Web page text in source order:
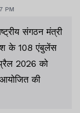
PM
संगठन मंत्री
के 108 एंबुलेंस
2026 को
की